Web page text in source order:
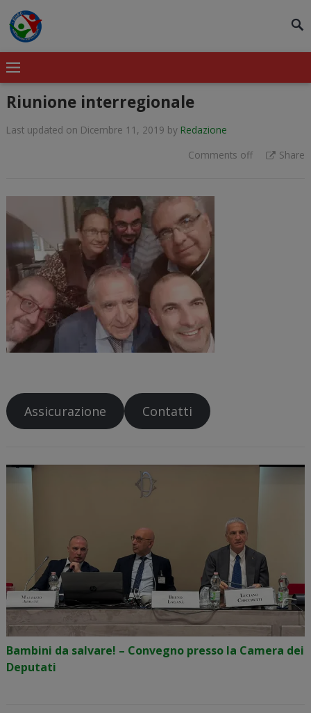
Riunione interregionale
Last updated on Dicembre 11, 2019 by Redazione
Comments off
Share
Assicurazione Contatti
Bambini da salvare! – Convegno presso la Camera dei
Deputati